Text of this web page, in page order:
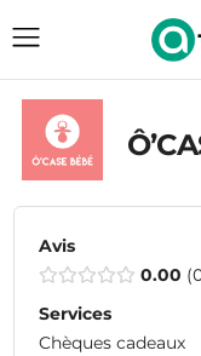
Avis
0.00
Services
Chèques cadeaux